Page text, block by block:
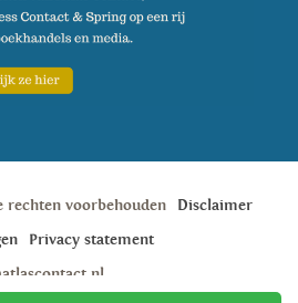
rechten voorbehouden
Disclaimer
Privacy statement